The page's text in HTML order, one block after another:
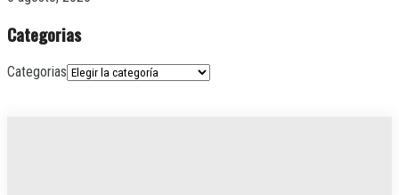
Categorias
Categorias